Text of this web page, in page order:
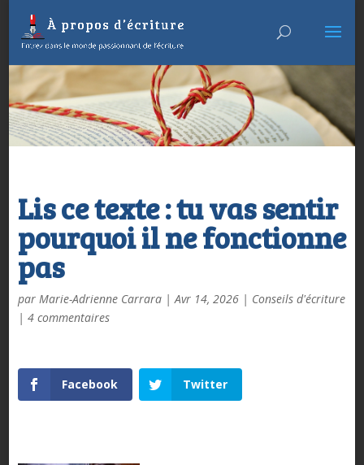
Lis ce texte : tu vas sentir
pourquoi il ne fonctionne
pas
par Marie-Adrienne Carrara|Avr 14, 2026| Conseils d'écriture
| 4 commentaires
Facebook Twitter